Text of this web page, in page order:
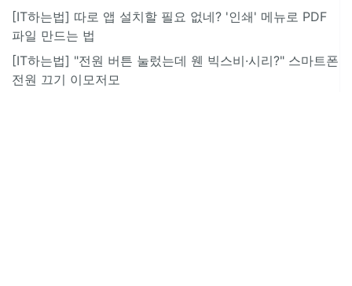
[IT하는법] 따로 앱 설치할 필요 없네? '인쇄' 메뉴로 PDF
파일 만드는 법
[IT하는법] "전원 버튼 눌렀는데 웬 빅스비·시리?" 스마트폰
전원 끄기 이모저모